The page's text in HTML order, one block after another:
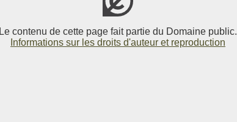
Le contenu de cette page fait partie du Domaine public.
Informations sur les droits d'auteur et reproduction